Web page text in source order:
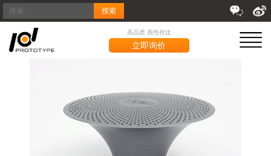
搜索
高品质 高性价比
立即询价